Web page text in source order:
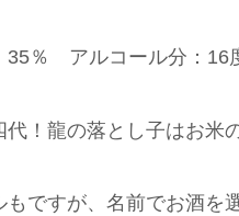
35％ アルコール分：
代！龍の落とし子はお米
もですが、名前でお酒を